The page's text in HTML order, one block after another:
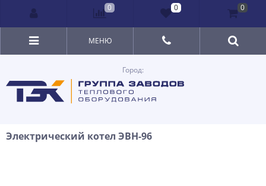
Город:
МЕНЮ
Электрический котел ЭВН-96
0 0 0